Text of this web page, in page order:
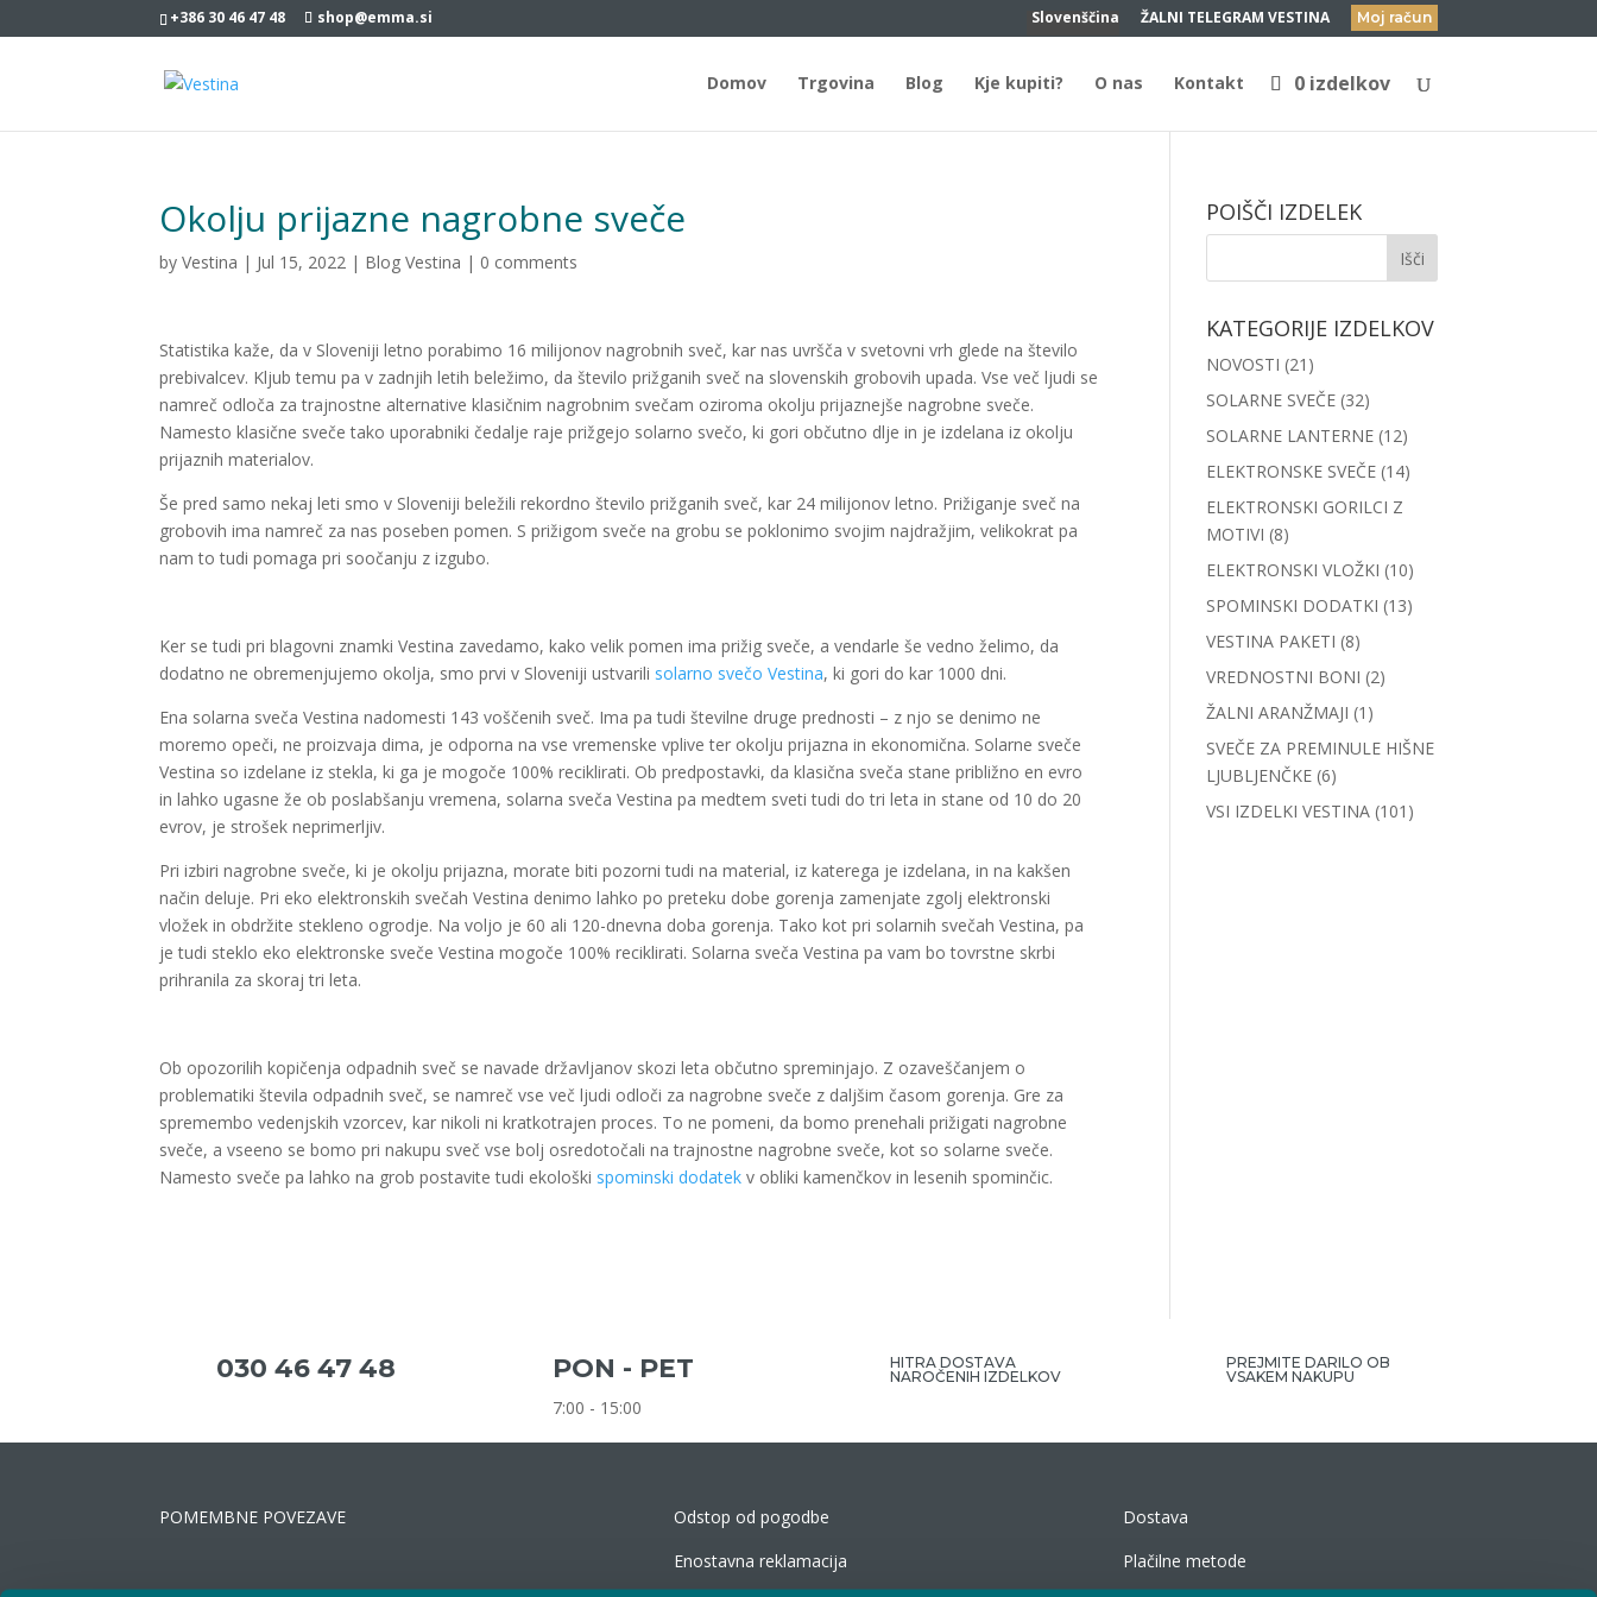
+386 30 46 47 48 shop@emma.si Slovenščina ŽALNI TELEGRAM VESTINA Moj račun
Domov Trgovina Blog Kje kupiti? O nas Kontakt 0 izdelkov
Okolju prijazne nagrobne sveče
byVestina | Jul 15, 2022 | Blog Vestina | 0 comments
Statistika kaže, da v Sloveniji letno porabimo 16 milijonov nagrobnih sveč, kar nas uvršča v svetovni vrh glede na število
prebivalcev. Kljub temu pa v zadnjih letih beležimo, da število prižganih sveč na slovenskih grobovih upada. Vse več ljudi se
namreč odloča za trajnostne alternative klasičnim nagrobnim svečam oziroma okolju prijaznejše nagrobne sveče.
Namesto klasične sveče tako uporabniki čedalje raje prižgejo solarno svečo, ki gori občutno dlje in je izdelana iz okolju
prijaznih materialov.
Še pred samo nekaj leti smo v Sloveniji beležili rekordno število prižganih sveč, kar 24 milijonov letno. Prižiganje sveč na
grobovih ima namreč za nas poseben pomen. S prižigom sveče na grobu se poklonimo svojim najdražjim, velikokrat pa
nam to tudi pomaga pri soočanju z izgubo.
Ker se tudi pri blagovni znamki Vestina zavedamo, kako velik pomen ima prižig sveče, a vendarle še vedno želimo, da
dodatno ne obremenjujemo okolja, smo prvi v Sloveniji ustvarili solarno svečo Vestina, ki gori do kar 1000 dni.
Ena solarna sveča Vestina nadomesti 143 voščenih sveč. Ima pa tudi številne druge prednosti – z njo se denimo ne
moremo opeči, ne proizvaja dima, je odporna na vse vremenske vplive ter okolju prijazna in ekonomična. Solarne sveče
Vestina so izdelane iz stekla, ki ga je mogoče 100% reciklirati. Ob predpostavki, da klasična sveča stane približno en evro
in lahko ugasne že ob poslabšanju vremena, solarna sveča Vestina pa medtem sveti tudi do tri leta in stane od 10 do 20
evrov, je strošek neprimerljiv.
Pri izbiri nagrobne sveče, ki je okolju prijazna, morate biti pozorni tudi na material, iz katerega je izdelana, in na kakšen
način deluje. Pri eko elektronskih svečah Vestina denimo lahko po preteku dobe gorenja zamenjate zgolj elektronski
vložek in obdržite stekleno ogrodje. Na voljo je 60 ali 120-dnevna doba gorenja. Tako kot pri solarnih svečah Vestina, pa
je tudi steklo eko elektronske sveče Vestina mogoče 100% reciklirati. Solarna sveča Vestina pa vam bo tovrstne skrbi
prihranila za skoraj tri leta.
Ob opozorilih kopičenja odpadnih sveč se navade državljanov skozi leta občutno spreminjajo. Z ozaveščanjem o
problematiki števila odpadnih sveč, se namreč vse več ljudi odloči za nagrobne sveče z daljšim časom gorenja. Gre za
spremembo vedenjskih vzorcev, kar nikoli ni kratkotrajen proces. To ne pomeni, da bomo prenehali prižigati nagrobne
sveče, a vseeno se bomo pri nakupu sveč vse bolj osredotočali na trajnostne nagrobne sveče, kot so solarne sveče.
Namesto sveče pa lahko na grob postavite tudi ekološki spominski dodatek v obliki kamenčkov in lesenih spominčic.
POIŠČI IZDELEK
KATEGORIJE IZDELKOV
NOVOSTI (21)
SOLARNE SVEČE (32)
SOLARNE LANTERNE (12)
ELEKTRONSKE SVEČE (14)
ELEKTRONSKI GORILCI Z
MOTIVI (8)
ELEKTRONSKI VLOŽKI (10)
SPOMINSKI DODATKI (13)
VESTINA PAKETI (8)
VREDNOSTNI BONI (2)
ŽALNI ARANŽMAJI (1)
SVEČE ZA PREMINULE HIŠNE
LJUBLJENČKE (6)
VSI IZDELKI VESTINA (101)
030 46 47 48 PON - PET
7:00 - 15:00
HITRA DOSTAVA
NAROČENIH IZDELKOV
PREJMITE DARILO OB
VSAKEM NAKUPU
POMEMBNE POVEZAVE
Odstop od pogodbe
Enostavna reklamacija
Dostava
Plačilne metode